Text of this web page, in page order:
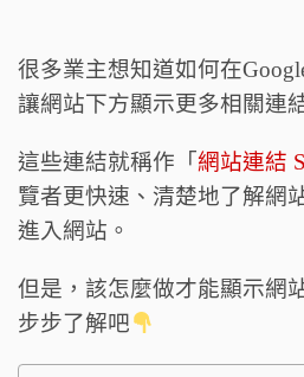
很多業主想知道如何在
讓網站下方顯示更多相關連
這些連結就稱作「 網站連結
覽者更快速、清楚地了解網
進入網站。
但是，該怎麼做才能顯示網
步步了解吧